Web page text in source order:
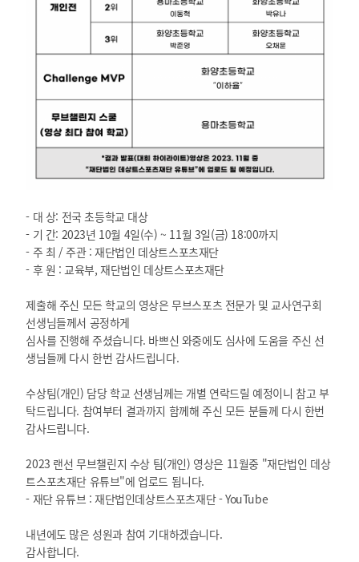
- 대 상: 전국 초등학교 대상
- 기 간: 2023년 10월 4일(수) ~ 11월 3일(금) 18:00까지
- 주 최 / 주관 : 재단법인 데상트스포츠재단
- 후 원 : 교육부, 재단법인 데상트스포츠재단
제출해 주신 모든 학교의 영상은 무브스포츠 전문가 및 교사연구회
선생님들께서 공정하게
심사를 진행해 주셨습니다. 바쁘신 와중에도 심사에 도움을 주신 선
생님들께 다시 한번 감사드립니다.
수상팀(개인) 담당 학교 선생님께는 개별 연락드릴 예정이니 참고 부
탁드립니다. 참여부터 결과까지 함께해 주신 모든 분들께 다시 한번
감사드립니다.
2023 랜선 무브챌린지 수상 팀(개인) 영상은 11월중 "재단법인 데상
트스포츠재단 유튜브"에 업로드 됩니다.
- 재단 유튜브 : 재단법인데상트스포츠재단 - YouTube
​내년에도 많은 성원과 참여 기대하겠습니다.
감사합니다.